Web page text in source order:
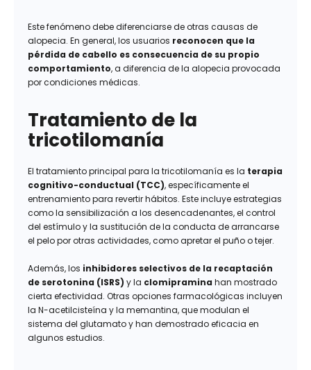
Este fenómeno debe diferenciarse de otras causas de
alopecia. En general, los usuarios reconocen que la
pérdida de cabello es consecuencia de su propio
comportamiento, a diferencia de la alopecia provocada
por condiciones médicas.
Tratamiento de la
tricotilomanía
El tratamiento principal para la tricotilomanía es la terapia
cognitivo-conductual (TCC), específicamente el
entrenamiento para revertir hábitos. Este incluye estrategias
como la sensibilización a los desencadenantes, el control
del estímulo y la sustitución de la conducta de arrancarse
el pelo por otras actividades, como apretar el puño o tejer.
Además, los inhibidores selectivos de la recaptación
de serotonina (ISRS) y la clomipramina han mostrado
cierta efectividad. Otras opciones farmacológicas incluyen
la N-acetilcisteína y la memantina, que modulan el
sistema del glutamato y han demostrado eficacia en
algunos estudios.